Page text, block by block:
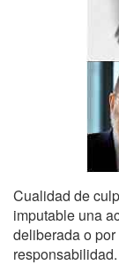
Cualidad de
imputable una
deliberada o
responsabilidad.